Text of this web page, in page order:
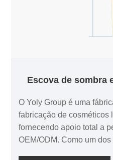
Escova de sombra
O Yoly Group é uma
fabricação de cosméticos
fornecendo apoio total a
OEM/ODM. Como um